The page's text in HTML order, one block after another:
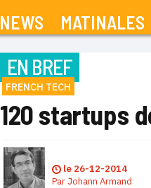
NEWS MATINALES
EN BREF
FRENCH TECH
120 startups
le 26-12-2014
Par Johann Armand